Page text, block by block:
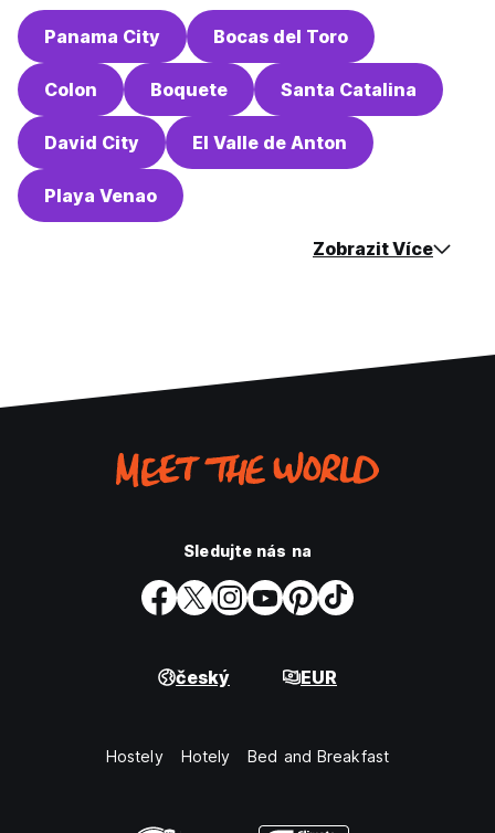
Panama City Bocas del Toro
Colon Boquete Santa Catalina
David City El Valle de Anton
Playa Venao
Zobrazit Více
Sledujte nás na
český EUR
Hostely Hotely Bed and Breakfast